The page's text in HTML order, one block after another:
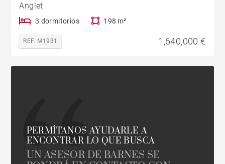
Anglet
3 dormitorios 198 m²
REF. M1931 1,640,000 €
PERMÍTANOS AYUDARLE A
ENCONTRAR LO QUE BUSCA
UN ASESOR DE BARNES SE